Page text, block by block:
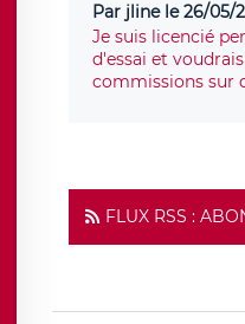
Par jline le 26/05/
Je suis licencié
d'essai et
commissions sur
FLUX RSS :